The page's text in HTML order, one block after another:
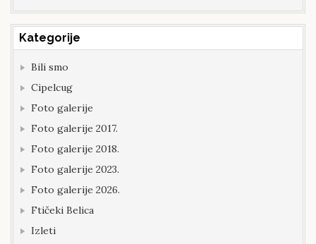
Kategorije
Bili smo
Cipelcug
Foto galerije
Foto galerije 2017.
Foto galerije 2018.
Foto galerije 2023.
Foto galerije 2026.
Ftičeki Belica
Izleti